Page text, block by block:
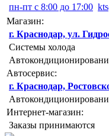
пн-пт с 8:00 до 17:00
Магазин:
г. Краснодар, ул.
Системы холода
Автосервис:
г. Краснодар,
Интернет-магазин:
Заказы принимаются